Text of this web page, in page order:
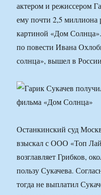
актером и режиссером
ему почти 2,5 миллиона
картиной «Дом
по повести Ивана
солнца», вышел в
Останкинский суд
взыскал с ООО «Топ
возглавляет Грибков,
пользу Сукачева.
тогда не выплатил